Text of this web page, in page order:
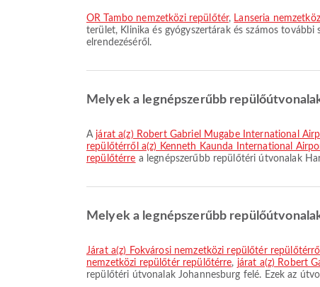
OR Tambo nemzetközi repülőtér, Lanseria
terület, Klinika és gyógyszertárak és számos
elrendezéséről.
Melyek a legnépszerűbb
A járat a(z) Robert Gabriel Mugabe International
repülőtérről a(z) Kenneth Kaunda International
repülőtérre a legnépszerűbb repülőtéri útvonalak
Melyek a legnépszerűbb
járat a(z) Fokvárosi nemzetközi repülőtér
nemzetközi repülőtér repülőtérre, járat a(z) Robert
repülőtéri útvonalak Johannesburg felé. Ezek az